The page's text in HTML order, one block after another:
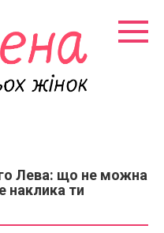
Лева: що не можна
наклика ти